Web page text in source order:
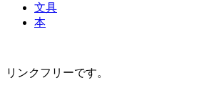
文具
本
リンクフリーです。